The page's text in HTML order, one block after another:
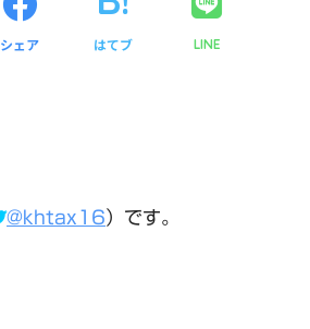
シェア はてブ LINE
@khtax16）です。